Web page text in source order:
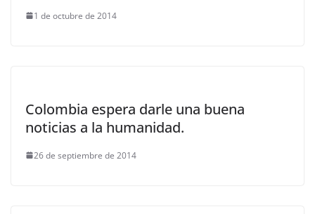
1 de octubre de 2014
Colombia espera darle una buena
noticias a la humanidad.
26 de septiembre de 2014